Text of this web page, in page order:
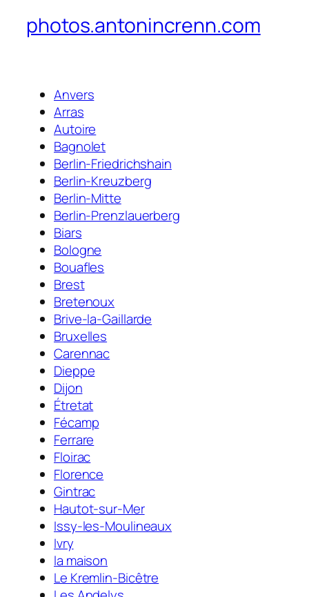
photos.antonincrenn.com
Anvers
Arras
Autoire
Bagnolet
Berlin-Friedrichshain
Berlin-Kreuzberg
Berlin-Mitte
Berlin-Prenzlauerberg
Biars
Bologne
Bouafles
Brest
Bretenoux
Brive-la-Gaillarde
Bruxelles
Carennac
Dieppe
Dijon
Étretat
Fécamp
Ferrare
Floirac
Florence
Gintrac
Hautot-sur-Mer
Issy-les-Moulineaux
Ivry
la maison
Le Kremlin-Bicêtre